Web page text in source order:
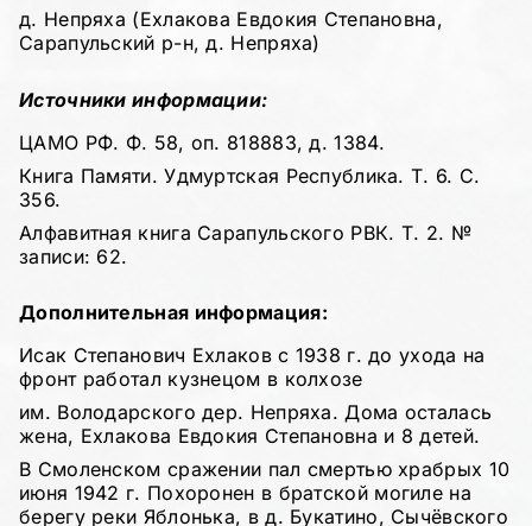
д. Непряха (Ехлакова Евдокия Степановна,
Сарапульский р-н, д. Непряха)
Источники информации:
ЦАМО РФ. Ф. 58, оп. 818883, д. 1384.
Книга Памяти. Удмуртская Республика. Т. 6. С.
356.
Алфавитная книга Сарапульского РВК. Т. 2. №
записи: 62.
Дополнительная информация:
Исак Степанович Ехлаков с 1938 г. до ухода на
фронт работал кузнецом в колхозе
им. Володарского дер. Непряха. Дома осталась
жена, Ехлакова Евдокия Степановна и 8 детей.
В Смоленском сражении пал смертью храбрых 10
июня 1942 г. Похоронен в братской могиле на
берегу реки Яблонька, в д. Букатино, Сычёвского